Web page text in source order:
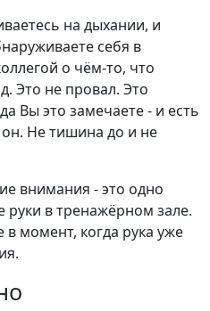
на дыхании, и
себя в
о чём-то, что
Это не провал. Это
Вы это замечаете - и есть
Не тишина до и не
внимания - это одно
руки в тренажёрном зале.
момент, когда рука уже